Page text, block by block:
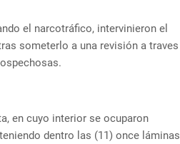
el narcotráfico, intervinieron el
someterlo a una revisión a traves
en cuyo interior se ocuparon
dentro las (11) once láminas